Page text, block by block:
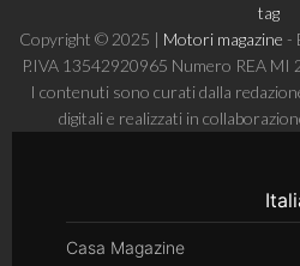
tag
Copyright © 2025 | Motori magazine -
P.IVA 13542920965 Numero REA MI
I contenuti sono curati dalla
digitali e realizzati in
Casa Magazine